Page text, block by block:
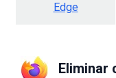
Edge
Eliminar